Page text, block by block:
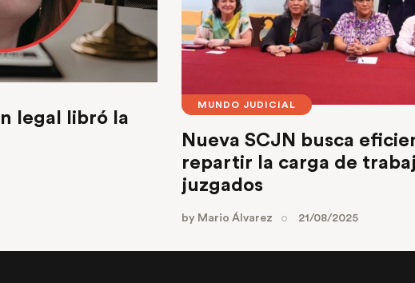
legal libró la
MUNDO JUDICIAL
Nueva SCJN busca
repartir la carga de
juzgados
by Mario Álvarez 21/08/2025